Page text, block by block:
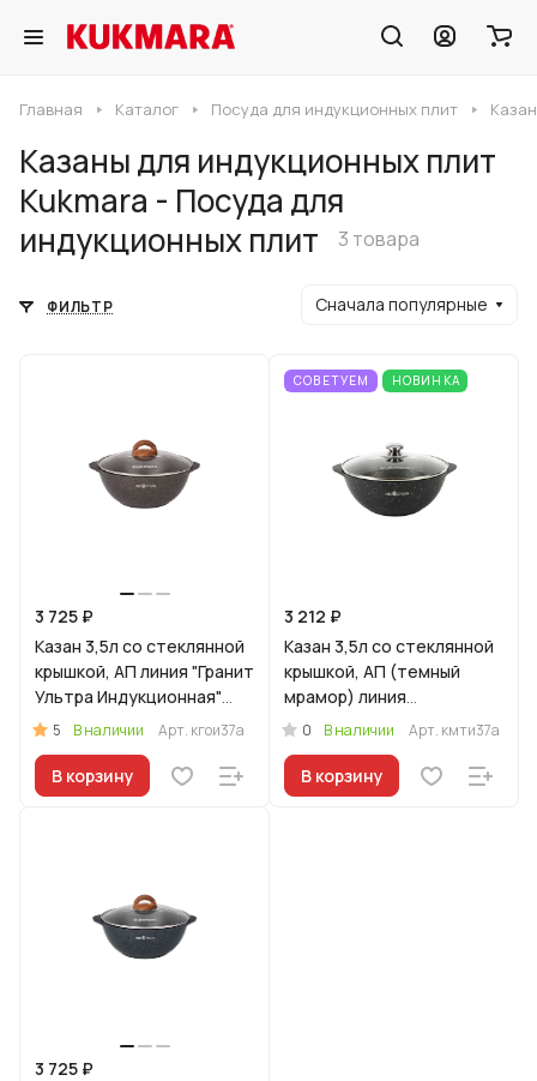
Главная Каталог Посуда для индукционных плит
Казаны для индукционных плит
Kukmara - Посуда для
индукционных плит
3 товара
ФИЛЬТР Сначала популярные
3 725 ₽
Казан 3,5л со стеклянной
крышкой, АП линия "Гранит
Ультра Индукционная"
(оригинальный)
5 В наличии Арт. кгои37а
В корзину
СОВЕТУЕМ НОВИНКА
3 212 ₽
Казан 3,5л со стеклянной
крышкой, АП (темный
мрамор) линия
"Мраморная
0 В наличии Арт. кмти37а
В корзину
3 725 ₽